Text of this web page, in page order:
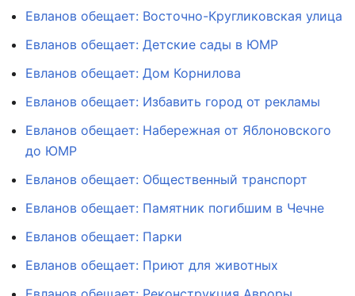
Евланов обещает: Восточно-Кругликовская улица
Евланов обещает: Детские сады в ЮМР
Евланов обещает: Дом Корнилова
Евланов обещает: Избавить город от рекламы
Евланов обещает: Набережная от Яблоновского
до ЮМР
Евланов обещает: Общественный транспорт
Евланов обещает: Памятник погибшим в Чечне
Евланов обещает: Парки
Евланов обещает: Приют для животных